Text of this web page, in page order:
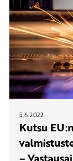
5.6.2022
Kutsu
–